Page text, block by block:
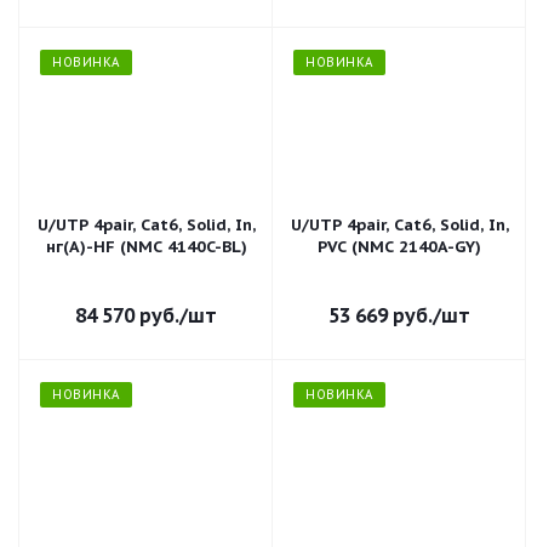
НОВИНКА
U/UTP 4pair, Cat6, Solid, In,
нг(А)-HF (NMC 4140C-BL)
84 570руб./шт
НОВИНКА
U/UTP 4pair, Cat6, Solid, In,
PVC (NMC 2140A-GY)
53 669руб./шт
НОВИНКА НОВИНКА